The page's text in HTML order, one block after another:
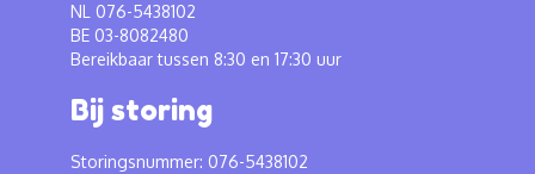
NL 076-5438102
BE 03-8082480
Bereikbaar tussen 8:30 en 17:30 uur
Bij storing
Storingsnummer: 076-5438102